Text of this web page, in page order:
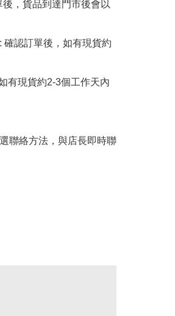
，貨品到達門市後會以
確認訂單後，如有現貨約
有現貨約2-3個工作天內
聯絡方法，與店長即時聯